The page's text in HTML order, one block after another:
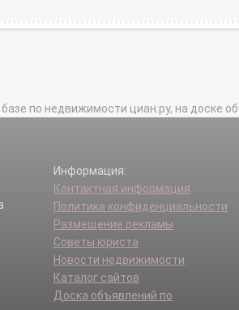
по недвижимости циан.ру, на доске
Информация:
Контактная информация
Политика конфиденциальности
Размещение рекламы
Советы юриста
Новости недвижимости
Каталог сайтов
Доска объявлений по